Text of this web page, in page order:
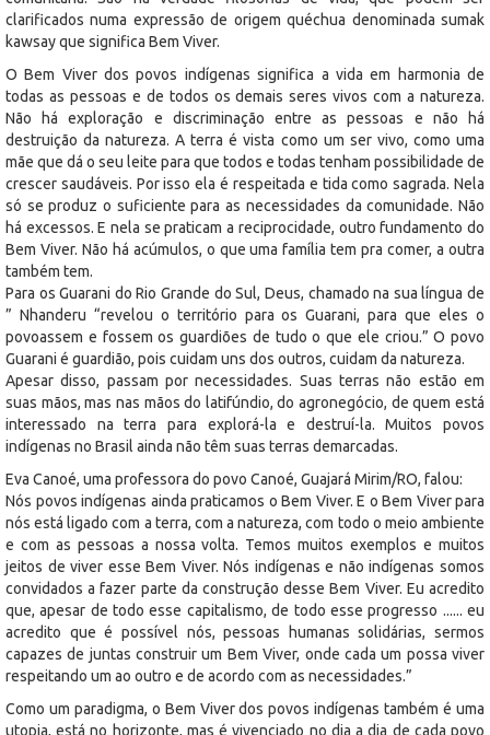
clarificados numa expressão de origem quéchua denominada sumak
kawsay que significa Bem Viver.
O Bem Viver dos povos indígenas significa a vida em harmonia de
todas as pessoas e de todos os demais seres vivos com a natureza.
Não há exploração e discriminação entre as pessoas e não há
destruição da natureza. A terra é vista como um ser vivo, como uma
mãe que dá o seu leite para que todos e todas tenham possibilidade de
crescer saudáveis. Por isso ela é respeitada e tida como sagrada. Nela
só se produz o suficiente para as necessidades da comunidade. Não
há excessos. E nela se praticam a reciprocidade, outro fundamento do
Bem Viver. Não há acúmulos, o que uma família tem pra comer, a outra
também tem.
Para os Guarani do Rio Grande do Sul, Deus, chamado na sua língua de
” Nhanderu “revelou o território para os Guarani, para que eles o
povoassem e fossem os guardiões de tudo o que ele criou.” O povo
Guarani é guardião, pois cuidam uns dos outros, cuidam da natureza.
Apesar disso, passam por necessidades. Suas terras não estão em
suas mãos, mas nas mãos do latifúndio, do agronegócio, de quem está
interessado na terra para explorá-la e destruí-la. Muitos povos
indígenas no Brasil ainda não têm suas terras demarcadas.
Eva Canoé, uma professora do povo Canoé, Guajará Mirim/RO, falou:
Nós povos indígenas ainda praticamos o Bem Viver. E o Bem Viver para
nós está ligado com a terra, com a natureza, com todo o meio ambiente
e com as pessoas a nossa volta. Temos muitos exemplos e muitos
jeitos de viver esse Bem Viver. Nós indígenas e não indígenas somos
convidados a fazer parte da construção desse Bem Viver. Eu acredito
que, apesar de todo esse capitalismo, de todo esse progresso ...... eu
acredito que é possível nós, pessoas humanas solidárias, sermos
capazes de juntas construir um Bem Viver, onde cada um possa viver
respeitando um ao outro e de acordo com as necessidades.”
Como um paradigma, o Bem Viver dos povos indígenas também é uma
utopia, está no horizonte, mas é vivenciado no dia a dia de cada povo